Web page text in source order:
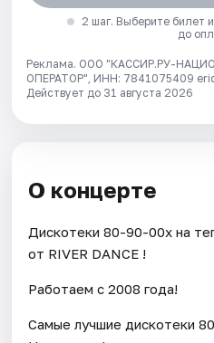
2 шаг. Выберите билет
до
Реклама. ООО "КАССИР.РУ-
ОПЕРАТОР", ИНН: 7841075409
Действует до 31 августа 2026
О концерте
Дискотеки 80-90-00х на
от RIVER DANCE !
Работаем с 2008 года!
Самые лучшие дискотеки